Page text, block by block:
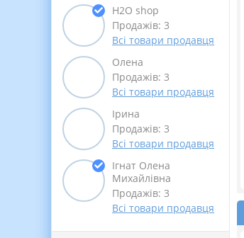
Н2О shop
Продажів: 3
Всі товари продавця
Олена
Продажів: 3
Всі товари продавця
Ірина
Продажів: 3
Всі товари продавця
Ігнат Олена
Михайлівна
Продажів: 3
Всі товари продавця